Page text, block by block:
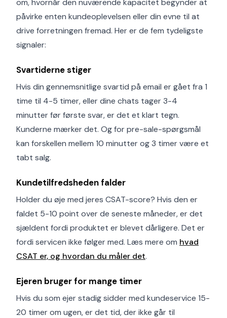
om, hvornår den nuværende kapacitet begynder at
påvirke enten kundeoplevelsen eller din evne til at
drive forretningen fremad. Her er de fem tydeligste
signaler:
Svartiderne stiger
Hvis din gennemsnitlige svartid på email er gået fra 1
time til 4-5 timer, eller dine chats tager 3-4
minutter før første svar, er det et klart tegn.
Kunderne mærker det. Og for pre-sale-spørgsmål
kan forskellen mellem 10 minutter og 3 timer være et
tabt salg.
Kundetilfredsheden falder
Holder du øje med jeres CSAT-score? Hvis den er
faldet 5-10 point over de seneste måneder, er det
sjældent fordi produktet er blevet dårligere. Det er
fordi servicen ikke følger med. Læs mere om hvad
CSAT er, og hvordan du måler det.
Ejeren bruger for mange timer
Hvis du som ejer stadig sidder med kundeservice 15-
20 timer om ugen, er det tid, der ikke går til